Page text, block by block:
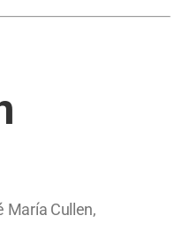
María Cullen,